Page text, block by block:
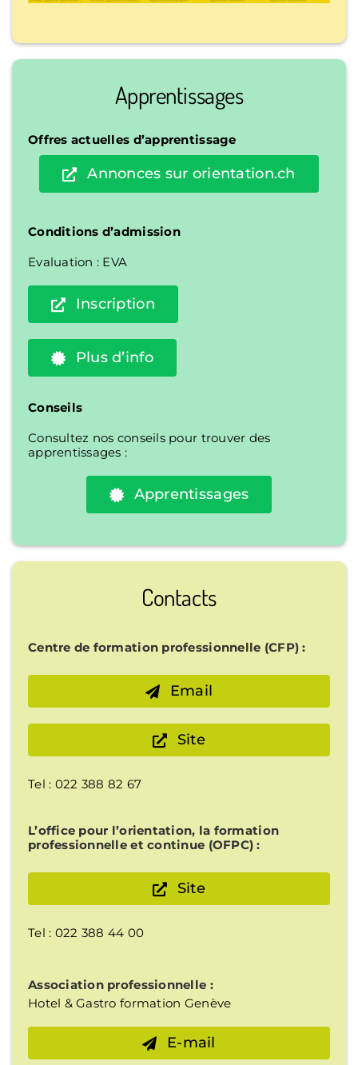
Apprentissages
Offres actuelles d’apprentissage
Annonces sur orientation.ch
Conditions d’admission
Evaluation : EVA
Inscription
Plus d’info
Conseils
Consultez nos conseils pour trouver des
apprentissages :
Apprentissages
Contacts
Centre de formation professionnelle (CFP) :
Email
Site
Tel : 022 388 82 67
L’office pour l’orientation, la formation
professionnelle et continue (OFPC) :
Site
Tel : 022 388 44 00
Association professionnelle :
Hotel & Gastro formation Genève
E-mail